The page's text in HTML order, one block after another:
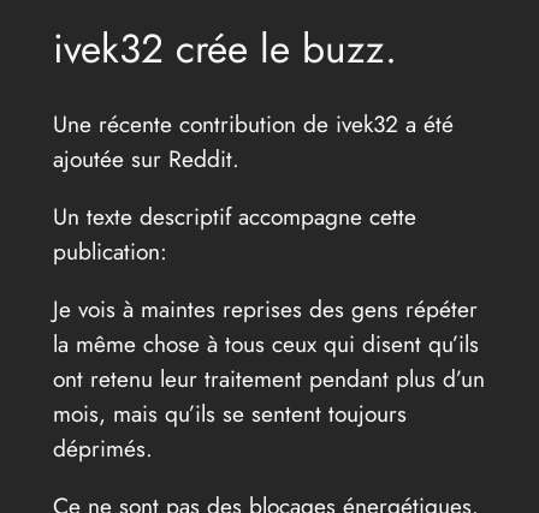
ivek32 crée le buzz.
Une récente contribution de ivek32 a été
ajoutée sur Reddit.
Un texte descriptif accompagne cette
publication:
Je vois à maintes reprises des gens répéter
la même chose à tous ceux qui disent qu’ils
ont retenu leur traitement pendant plus d’un
mois, mais qu’ils se sentent toujours
déprimés.